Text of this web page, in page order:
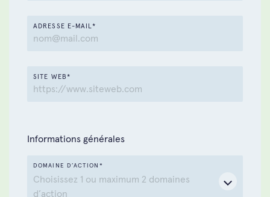
ADRESSE E-MAIL*
SITE WEB*
Informations générales
Choisissez 1 ou maximum 2 domaines
d’action
DOMAINE D’ACTION*